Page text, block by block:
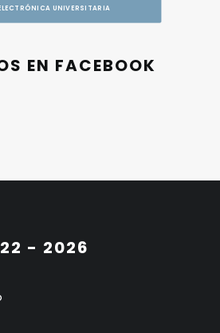
UNIVERSITARIA
EN FACEBOOK
- 2026